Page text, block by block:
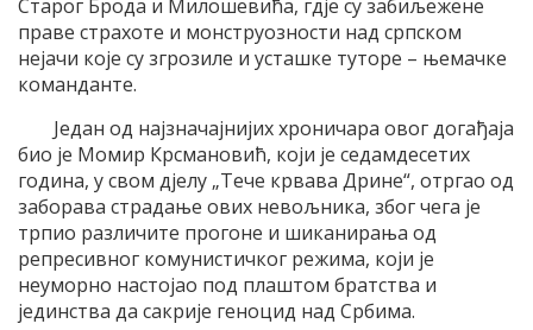
Старог Брода и Милошевића, гдје су забиљежене
праве страхоте и монструозности над српском
нејачи које су згрозиле и усташке туторе – њемачке
команданте.
Један од најзначајнијих хроничара овог догађаја
био је Момир Крсмановић, који је седамдесетих
година, у свом дјелу „Тече крвава Дрине“, отргао од
заборава страдање ових невољника, због чега је
трпио различите прогоне и шиканирања од
репресивног комунистичког режима, који је
неуморно настојао под плаштом братства и
јединства да сакрије геноцид над Србима.